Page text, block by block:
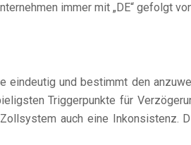
immer mit „DE“ gefolgt
eindeutig und bestimmt den
Triggerpunkte für
auch eine Inkonsistenz.